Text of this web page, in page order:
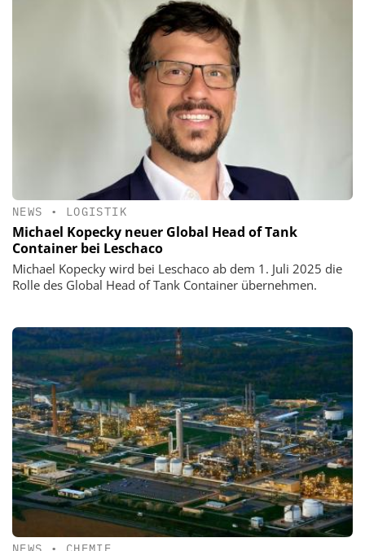
NEWS • LOGISTIK
Michael Kopecky neuer Global Head of Tank
Container bei Leschaco
Michael Kopecky wird bei Leschaco ab dem 1. Juli 2025 die
Rolle des Global Head of Tank Container übernehmen.